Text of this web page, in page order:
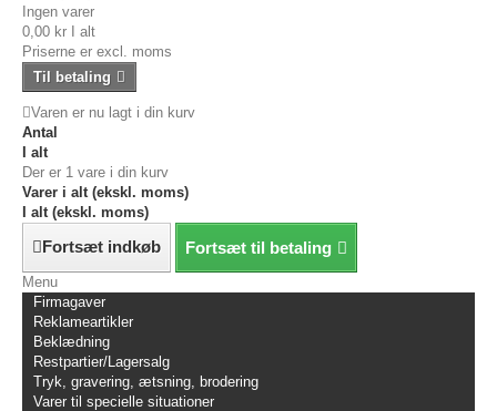
Ingen varer
0,00 kr
I alt
Priserne er excl. moms
Til betaling
Varen er nu lagt i din kurv
Antal
I alt
Der er 1 vare i din kurv
Varer i alt (ekskl. moms)
I alt (ekskl. moms)
Fortsæt indkøb Fortsæt til betaling
Menu
Firmagaver
Reklameartikler
Beklædning
Restpartier/Lagersalg
Tryk, gravering, ætsning, brodering
Varer til specielle situationer